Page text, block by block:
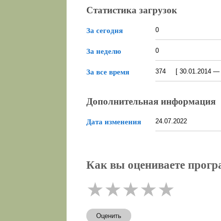
Статистика загрузок
За сегодня 0
За неделю 0
За все время 374 [ 30.01.2014 —
Дополнительная информация
Дата изменения 24.07.2022
Как вы оцениваете
★★★★★
Оценить